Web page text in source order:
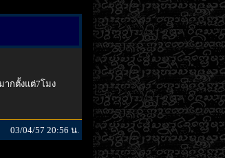
กตั้งแต่7โมง
03/04/57 20:56 น.